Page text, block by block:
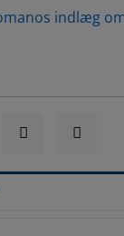
indlæg